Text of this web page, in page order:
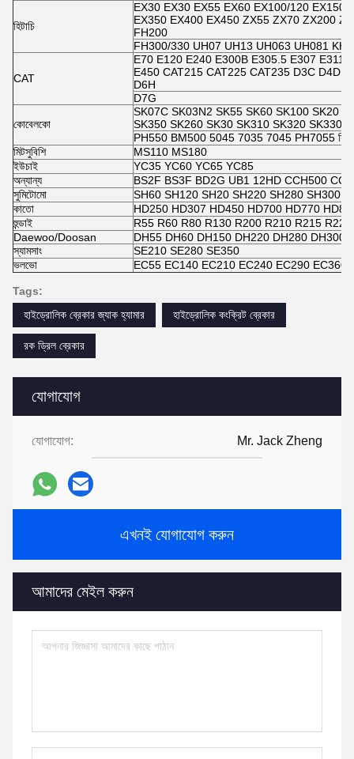
যোগাযোগ
যোগাযোগ: Mr. Jack Zheng
এখনই যোগাযোগ করুন
আমাদের মেইল করুন
হিটাচি
EX30 EX30 EX55 EX60 EX100/120 EX150
EX350 EX400 EX450 ZX55 ZX70 ZX200
FH200
FH300/330 UH07 UH13 UH063 UH081
CAT
E70 E120 E240 E300B E305.5 E307
E450 CAT215 CAT225 CAT235 D3C D4D
D6H
D7G
কোবেলকো
SK07C SK03N2 SK55 SK60 SK100 SK20
SK350 SK260 SK30 SK310 SK320 SK330
PH550 BM500 5045 7035 7045 PH7055 সি
মিটসুবিশি
MS110 MS180
ইউচাই
YC35 YC60 YC65 YC85
অন্যান্য
BS2F BS3F BD2G UB1 12HD CCH500
সুমিটোমো
SH60 SH120 SH20 SH220 SH280 SH300
কাতো
HD250 HD307 HD450 HD700 HD770
হুন্ডাই
R55 R60 R80 R130 R200 R210 R215
Daewoo/Doosan
DH55 DH60 DH150 DH220 DH280 DH300
স্যামসাং
SE210 SE280 SE350
ভলভো
EC55 EC140 EC210 EC240 EC290 EC360
Tags:
হাইড্রোলিক ব্রেকার জ্যাক হ্যামার
হাইড্রোলিক কংক্রিট ব্রেকার
রক ড্রিল ব্রেকার